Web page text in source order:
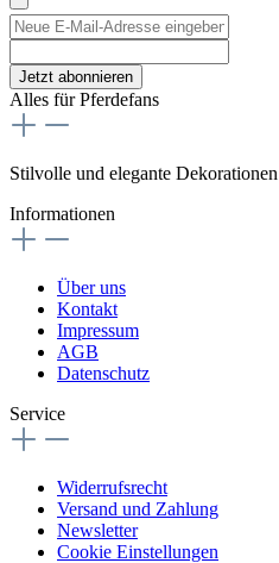
Jetzt abonnieren
Alles für Pferdefans
Stilvolle und elegante
Informationen
Über uns
Kontakt
Impressum
AGB
Datenschutz
Service
Widerrufsrecht
Versand und Zahlung
Newsletter
Cookie Einstellungen